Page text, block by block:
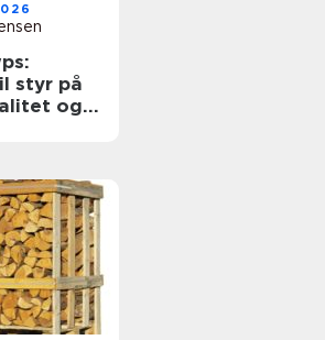
styr på
og